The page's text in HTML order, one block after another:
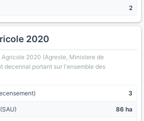
2
2020
2020 (Agreste, Ministere de
decennal portant sur l'ensemble des
3
86 ha